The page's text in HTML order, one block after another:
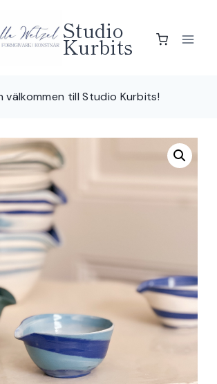
Studio
Kurbits
välkommen till Studio Kurbits!